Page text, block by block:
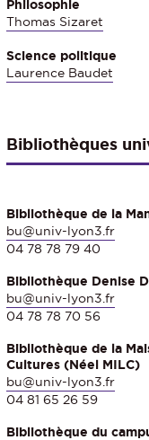
Philosophie
Thomas Sizaret
Science politique
Laurence Baudet
Bibliothèques
Bibliothèque de la
bu@univ-lyon3.fr
04 78 78 79 40
Bibliothèque Denise
bu@univ-lyon3.fr
04 78 78 70 56
Bibliothèque de la
Cultures (Néel MILC)
bu@univ-lyon3.fr
04 81 65 26 59
Bibliothèque du